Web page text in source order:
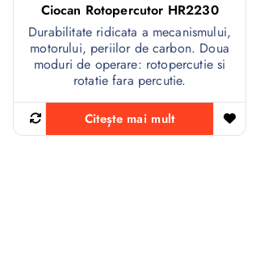
Ciocan Rotopercutor HR2230
Durabilitate ridicata a mecanismului,
motorului, periilor de carbon. Doua
moduri de operare: rotopercutie si
rotatie fara percutie.
Citește mai mult